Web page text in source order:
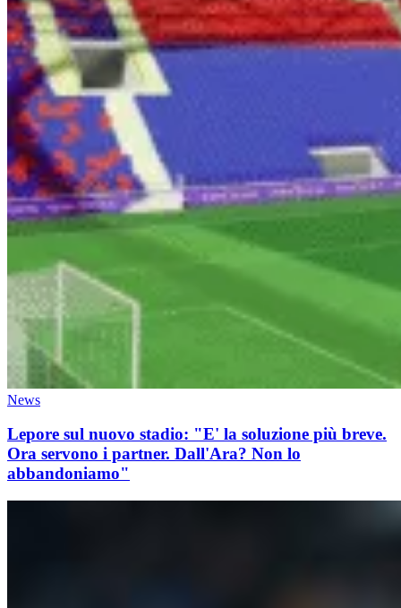
News
Lepore sul nuovo stadio: "E' la soluzione più breve.
Ora servono i partner. Dall'Ara? Non lo
abbandoniamo"